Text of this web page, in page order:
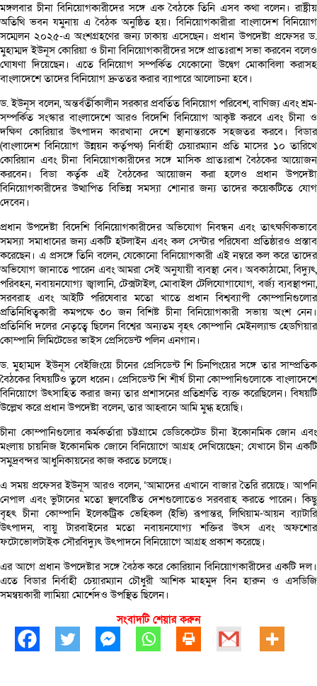
মঙ্গলবার চীনা বিনিয়োগকারীদের সঙ্গে এক বৈঠকে তিনি এসব কথা বলেন। রাষ্ট্রীয়
অতিথি ভবন যমুনায় এ বৈঠক অনুষ্ঠিত হয়। বিনিয়োগকারীরা বাংলাদেশ বিনিয়োগ
সম্মেলন ২০২৫-এ অংশগ্রহণের জন্য ঢাকায় এসেছেন। প্রধান উপদেষ্টা প্রফেসর ড.
মুহাম্মদ ইউনূস কোরিয়া ও চীনা বিনিয়োগকারীদের সঙ্গে প্রাতঃরাশ সভা করবেন বলেও
ঘোষণা দিয়েছেন। এতে বিনিয়োগ সম্পর্কিত যেকোনো উদ্বেগ মোকাবিলা করাসহ
বাংলাদেশে তাদের বিনিয়োগ দ্রুততর করার ব্যাপারে আলোচনা হবে।
ড. ইউনূস বলেন, অন্তর্বর্তীকালীন সরকার প্রবর্তিত বিনিয়োগ পরিবেশ, বাণিজ্য এবং শ্রম-
সম্পর্কিত সংস্কার বাংলাদেশে আরও বিদেশি বিনিয়োগ আকৃষ্ট করবে এবং চীনা ও
দক্ষিণ কোরিয়ার উৎপাদন কারখানা দেশে স্থানান্তরকে সহজতর করবে। বিডার
(বাংলাদেশ বিনিয়োগ উন্নয়ন কর্তৃপক্ষ) নির্বাহী চেয়ারম্যান প্রতি মাসের ১০ তারিখে
কোরিয়ান এবং চীনা বিনিয়োগকারীদের সঙ্গে মাসিক প্রাতঃরাশ বৈঠকের আয়োজন
করবেন। বিডা কর্তৃক এই বৈঠকের আয়োজন করা হলেও প্রধান উপদেষ্টা
বিনিয়োগকারীদের উত্থাপিত বিভিন্ন সমস্যা শোনার জন্য তাদের কয়েকটিতে যোগ
দেবেন।
প্রধান উপদেষ্টা বিদেশি বিনিয়োগকারীদের অভিযোগ নিবন্ধন এবং তাৎক্ষণিকভাবে
সমস্যা সমাধানের জন্য একটি হটলাইন এবং কল সেন্টার পরিষেবা প্রতিষ্ঠারও প্রস্তাব
করেছেন। এ প্রসঙ্গে তিনি বলেন, যেকোনো বিনিয়োগকারী এই নম্বরে কল করে তাদের
অভিযোগ জানাতে পারেন এবং আমরা সেই অনুযায়ী ব্যবস্থা নেব। অবকাঠামো, বিদ্যুৎ,
পরিবহন, নবায়নযোগ্য জ্বালানি, টেক্সটাইল, মোবাইল টেলিযোগাযোগ, বর্জ্য ব্যবস্থাপনা,
সরবরাহ এবং আইটি পরিষেবার মতো খাতে প্রধান বিশ্বব্যাপী কোম্পানিগুলোর
প্রতিনিধিত্বকারী কমপক্ষে ৩০ জন বিশিষ্ট চীনা বিনিয়োগকারী সভায় অংশ নেন।
প্রতিনিধি দলের নেতৃত্বে ছিলেন বিশ্বের অন্যতম বৃহৎ কোম্পানি মেইনল্যান্ড হেডগিয়ার
কোম্পানি লিমিটেডের ভাইস প্রেসিডেন্ট পলিন এনগান।
ড. মুহাম্মদ ইউনূস বেইজিংয়ে চীনের প্রেসিডেন্ট শি চিনপিংয়ের সঙ্গে তার সাম্প্রতিক
বৈঠকের বিষয়টিও তুলে ধরেন। প্রেসিডেন্ট শি শীর্ষ চীনা কোম্পানিগুলোকে বাংলাদেশে
বিনিয়োগে উৎসাহিত করার জন্য তার প্রশাসনের প্রতিশ্রুতি ব্যক্ত করেছিলেন। বিষয়টি
উল্লেখ করে প্রধান উপদেষ্টা বলেন, তার আহ্বানে আমি মুগ্ধ হয়েছি।
চীনা কোম্পানিগুলোর কর্মকর্তারা চট্টগ্রামে ডেডিকেটেড চীনা ইকোনমিক জোন এবং
মংলায় চায়নিজ ইকোনমিক জোনে বিনিয়োগে আগ্রহ দেখিয়েছেন; যেখানে চীন একটি
সমুদ্রবন্দর আধুনিকায়নের কাজ করতে চলেছে।
এ সময় প্রফেসর ইউনূস আরও বলেন, ‘আমাদের এখানে বাজার তৈরি রয়েছে। আপনি
নেপাল এবং ভুটানের মতো স্থলবেষ্টিত দেশগুলোতেও সরবরাহ করতে পারেন। কিছু
বৃহৎ চীনা কোম্পানি ইলেকট্রিক ভেহিকল (ইভি) রূপান্তর, লিথিয়াম-আয়ন ব্যাটারি
উৎপাদন, বায়ু টারবাইনের মতো নবায়নযোগ্য শক্তির উৎস এবং অফশোর
ফটোভোলটাইক সৌরবিদ্যুৎ উৎপাদনে বিনিয়োগে আগ্রহ প্রকাশ করেছে।
এর আগে প্রধান উপদেষ্টার সঙ্গে বৈঠক করে কোরিয়ান বিনিয়োগকারীদের একটি দল।
এতে বিডার নির্বাহী চেয়ারম্যান চৌধুরী আশিক মাহমুদ বিন হারুন ও এসডিজি
সমন্বয়কারী লামিয়া মোর্শেদও উপস্থিত ছিলেন।
সংবাদটি শেয়ার করুন